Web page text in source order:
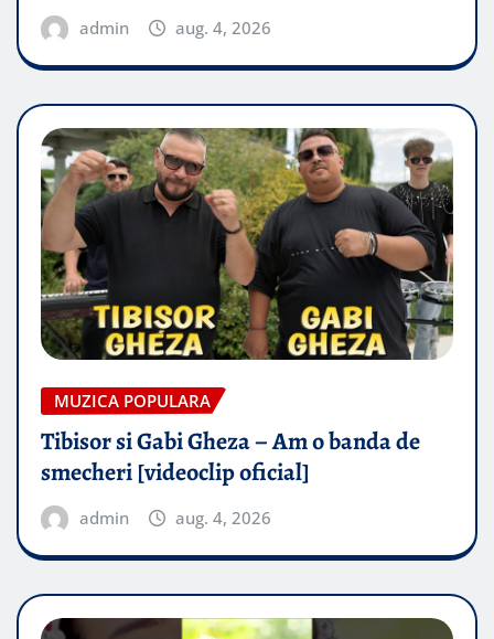
admin aug. 4, 2026
MUZICA POPULARA
Tibisor si Gabi Gheza – Am o banda de
smecheri [videoclip oficial]
admin aug. 4, 2026